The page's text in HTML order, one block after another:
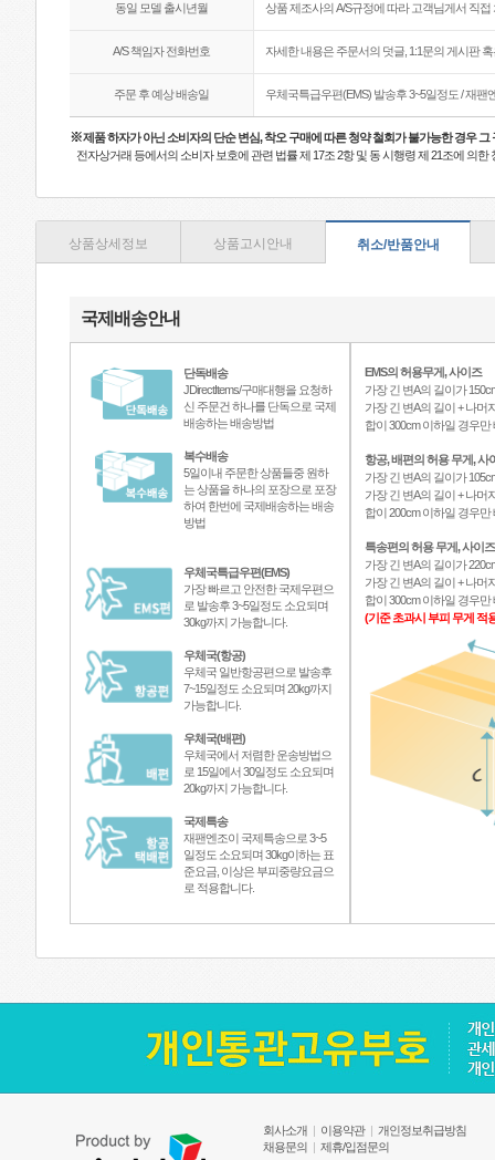
동일 모델 출시년월 상품 제조사의 A/S규정에 따라 고객님게서 직접
A/S 책임자 전화번호 자세한 내용은 주문서의 덧글, 1:1문의 게시판
주문 후 예상 배송일 우체국특급우편(EMS) 발송후 3~5일정도 / 재
※제품 하자가 아닌 소비자의 단순 변심, 착오 구매에 따른 청약 철회가 불가능한 경우 그
전자상거래 등에서의 소비자 보호에 관련 법률 제 17조 2항 및 동 시행령 제 21조에 의
상품상세정보 상품고시안내 취소/반품안내
국제배송안내
단독배송
JDirectItems/구매대행을 요청하
신 주문건 하나를 단독으로 국제
배송하는 배송방법
복수배송
5일이내 주문한 상품들중 원하
는 상품을 하나의 포장으로 포장
하여 한번에 국제배송하는 배송
방법
우체국특급우편(EMS)
가장 빠르고 안전한 국제우편으
로 발송후 3~5일정도 소요되며
30kg까지 가능합니다.
우체국(항공)
우체국 일반항공편으로 발송후
7~15일정도 소요되며 20kg까지
가능합니다.
우체국(배편)
우체국에서 저렴한 운송방법으
로 15일에서 30일정도 소요되며
20kg까지 가능합니다.
국제특송
재팬엔조이 국제특송으로 3~5
일정도 소요되며 30kg이하는 표
준요금, 이상은 부피중량요금으
로 적용합니다.
EMS의 허용무게, 사이즈
가장 긴 변A의 길이가
가장 긴 변A의 길이 + 나머
합이 300cm 이하일 경우만
항공, 배편의 허용 무게, 사
가장 긴 변A의 길이가
가장 긴 변A의 길이 + 나머
합이 200cm 이하일 경우만
특송편의 허용 무게, 사이즈
가장 긴 변A의 길이가
가장 긴 변A의 길이 + 나머
합이 300cm 이하일 경우만
(기준 초과시 부피 무게 적
회사소개 | 이용약관 | 개인정보취급방침
채용문의 | 제휴/입점문의